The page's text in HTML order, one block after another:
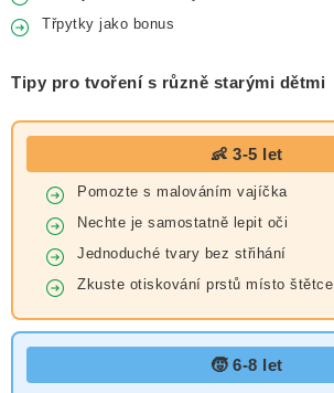
Třpytky jako bonus
Tipy pro tvoření s různě starými dětmi
👶 3-5 let
Pomozte s malováním vajíčka
Nechte je samostatně lepit oči
Jednoduché tvary bez střihání
Zkuste otiskování prstů místo štětce
🧒 6-8 let